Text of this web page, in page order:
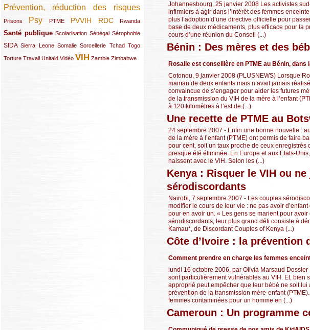
Prévention, réduction des risques
(131/289)
Prisons
(22/289) Psy
(119/289) PTME
(12/289) PVVIH
(111/289) RDC
(104/289) Rwanda
(23/289)
Santé publique
(59/289) Scolarisation
(9/289) Sénégal
(13/289) Sérophobie
(19/289)
SIDA
(29/289)Sierra Leone
(13/289) Somalie
(12/289) Sorcellerie
(19/289) Tchad
(10/289) Togo
(15/289)
Torture
(17/289)Travail
(21/289) Unitaid
(26/289) Vidéo
(23/289) VIH
(154/289) Zambie
(12/289) Zimbabwe
(21/289)
Johannesbourg, 25 janvier 2008 Les activistes
infirmiers à agir dans l’intérêt des femmes
plus l’adoption d’une directive officielle pour
base de deux médicaments, plus efficace pour la
cours d’une réunion du Conseil (...)
Bénin : Des mères et des
Rosalie est conseillère en PTME au Bénin, dans
Cotonou, 9 janvier 2008 (PLUSNEWS) Lorsque
maman de deux enfants mais n’avait jamais
convaincue de s’engager pour aider les futures
de la transmission du VIH de la mère à l’enfant
à 120 kilomètres à l’est de (...)
Une recette de PTME au
24 septembre 2007 - Enfin une bonne nouvelle :
de la mère à l’enfant (PTME) ont permis de faire
pour cent, soit un taux proche de ceux
presque été éliminée. En Europe et aux Etats-
naissent avec le VIH. Selon les (...)
Kenya : Risquer le VIH ou
sérodiscordants
Nairobi, 7 septembre 2007 - Les couples
modifier le cours de leur vie : ne pas avoir
pour en avoir un. « Les gens se marient pour
sérodiscordants, leur plus grand défi consiste à
Kamau*, de Discordant Couples of Kenya (...)
Côte d’Ivoire : la prévention
Comment prendre en charge les femmes
lundi 16 octobre 2006, par Olivia Marsaud Dossier
sont particulièrement vulnérables au VIH. Et, bien
approprié peut empêcher que leur bébé ne soit
prévention de la transmission mère-enfant
femmes contaminées pour un homme en (...)
Cameroun : Un programme